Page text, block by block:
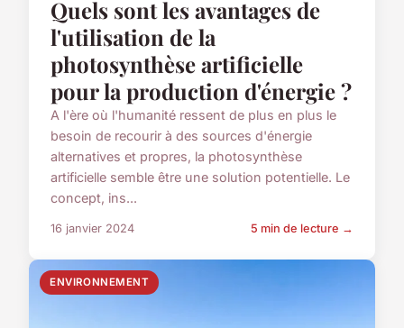
Quels sont les avantages de
l'utilisation de la
photosynthèse artificielle
pour la production d'énergie ?
A l'ère où l'humanité ressent de plus en plus le
besoin de recourir à des sources d'énergie
alternatives et propres, la photosynthèse
artificielle semble être une solution potentielle. Le
concept, ins...
16 janvier 2024 5 min de lecture →
ENVIRONNEMENT